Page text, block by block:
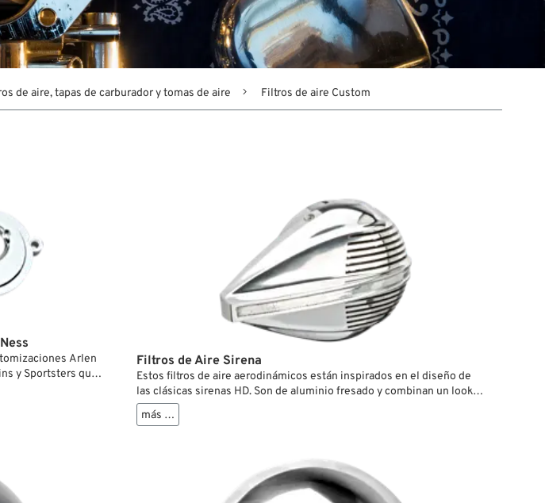
de aire, tapas de carburador y tomas de aire Filtros de aire Custom
Arlen
y Sportsters que
que se indique lo
aluminio fundido
ni racores.
Filtros de Aire Sirena
Estos filtros de aire aerodinámicos están inspirados en el diseño de
las clásicas sirenas HD. Son de aluminio fresado y combinan un look
bonito con una excelente performance.
más …